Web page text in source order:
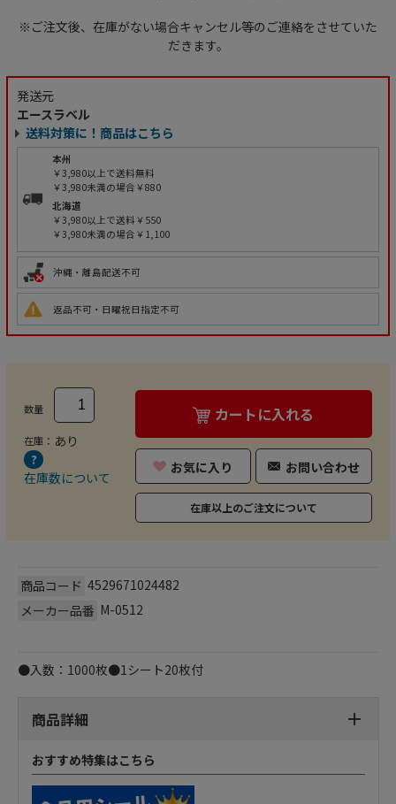
※ご注文後、在庫がない場合キャンセル等のご連絡をさせていた
だきます。
発送元
エースラベル
送料対策に！商品はこちら
本州
￥3,980以上で送料無料
￥3,980未満の場合￥880
北海道
￥3,980以上で送料￥550
￥3,980未満の場合￥1,100
沖縄・離島配送不可
返品不可・日曜祝日指定不可
数量
在庫： あり
在庫数について
カートに入れる
お気に入り お問い合わせ
在庫以上のご注文について
商品コード 4529671024482
メーカー品番 M-0512
●入数：1000枚●1シート20枚付
商品詳細
おすすめ特集はこちら